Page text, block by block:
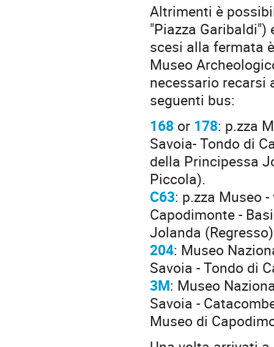
Altrimenti è
"Piazza Garibaldi")
scesi alla fermata
Museo
necessario recarsi
seguenti bus:
168 or 178: p.zza
Savoia- Tondo di
della Principessa
Piccola).
C63: p.zza Museo
Capodimonte -
Jolanda
204: Museo
Savoia - Tondo di
3M: Museo
Savoia -
Museo di